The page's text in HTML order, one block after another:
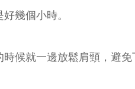
幾個小時。
候就一邊放鬆肩頸，避免